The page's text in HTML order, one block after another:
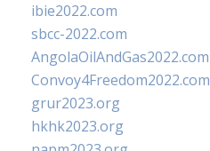
ibie2022.com
sbcc-2022.com
AngolaOilAndGas2022.com
Convoy4Freedom2022.com
grur2023.org
hkhk2023.org